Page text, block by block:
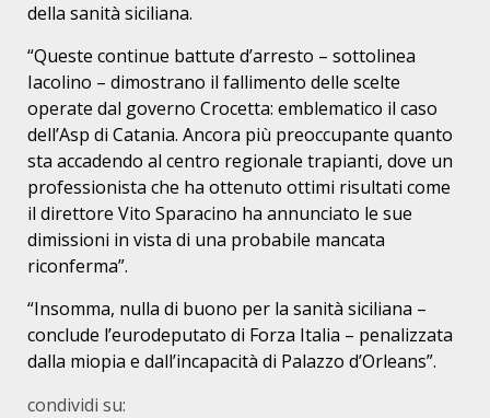
della sanità siciliana.
“Queste continue battute d’arresto – sottolinea
Iacolino – dimostrano il fallimento delle scelte
operate dal governo Crocetta: emblematico il caso
dell’Asp di Catania. Ancora più preoccupante quanto
sta accadendo al centro regionale trapianti, dove un
professionista che ha ottenuto ottimi risultati come
il direttore Vito Sparacino ha annunciato le sue
dimissioni in vista di una probabile mancata
riconferma”.
“Insomma, nulla di buono per la sanità siciliana –
conclude l’eurodeputato di Forza Italia – penalizzata
dalla miopia e dall’incapacità di Palazzo d’Orleans”.
condividi su: